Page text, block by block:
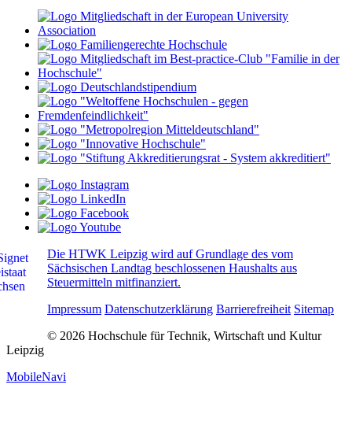
Die HTWK Leipzig wird auf Grundlage des vom
Sächsischen Landtag beschlossenen Haushalts aus
Steuermitteln mitfinanziert.
Impressum Datenschutzerklärung Barrierefreiheit Sitemap
© 2026 Hochschule für Technik, Wirtschaft und Kultur
Leipzig
MobileNavi